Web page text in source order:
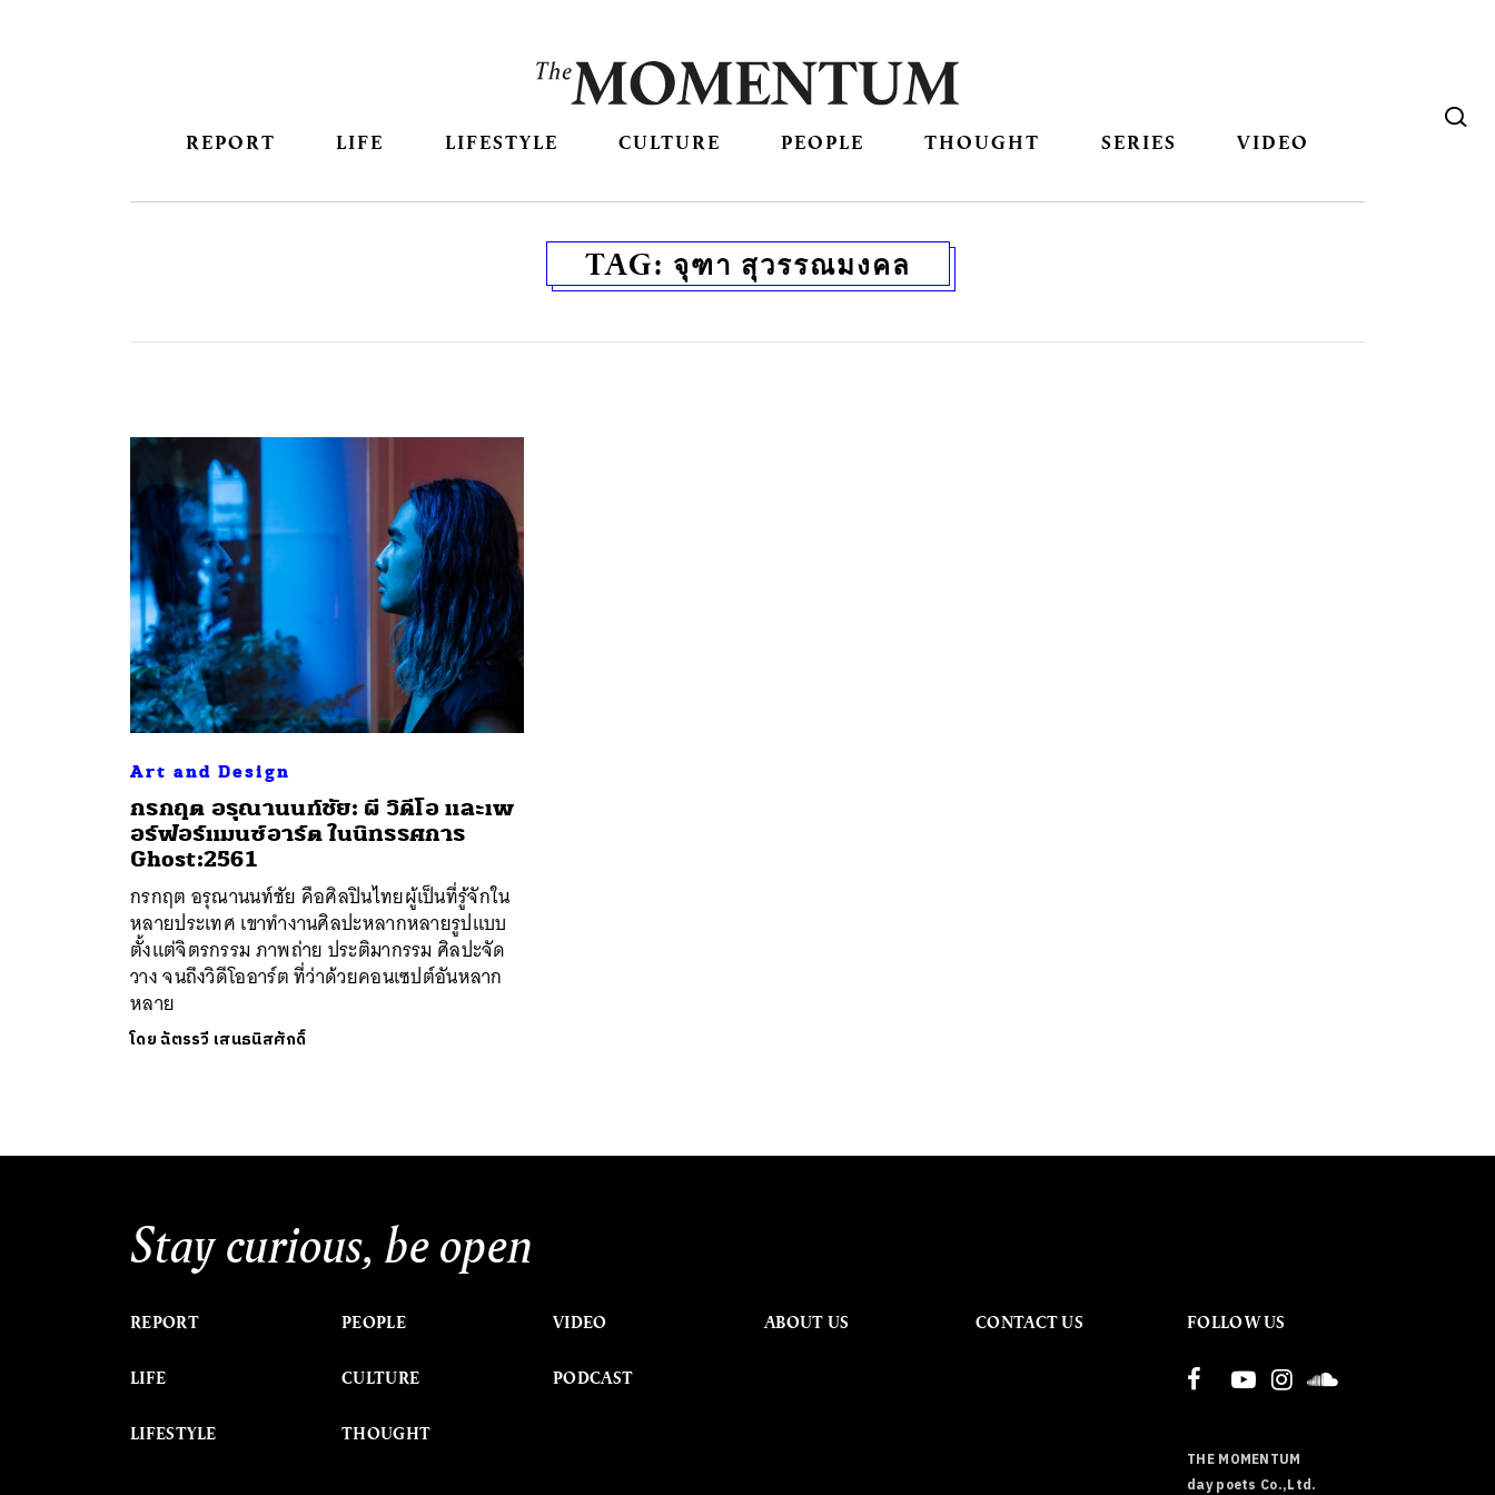
REPORT LIFE LIFESTYLE CULTURE PEOPLE THOUGHT SERIES VIDEO
TAG: จุฑา สุวรรณมงคล
Art and Design
กรกฤต อรุณานนท์ชัย: ผี วิดีโอ และเพ
อร์ฟอร์แมนซ์อาร์ต ในนิทรรศการ
Ghost:2561
กรกฤต อรุณานนท์ชัย คือศิลปินไทยผู้เป็นที่รู้จักใน
หลายประเทศ เขาทำงานศิลปะหลากหลายรูปแบบ
ตั้งแต่จิตรกรรม ภาพถ่าย ประติมากรรม ศิลปะจัด
วาง จนถึงวิดีโออาร์ต ที่ว่าด้วยคอนเซปต์อันหลาก
หลาย
โดยฉัตรรวี เสนธนิสศักดิ์
Stay curious, be open
REPORT
LIFE
LIFESTYLE
PEOPLE
CULTURE
THOUGHT
VIDEO
PODCAST
ABOUT US CONTACT US FOLLOW US
THE MOMENTUM
day poets Co.,Ltd.